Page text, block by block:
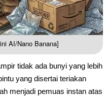
AI/Nano Banana]
tidak ada bunyi yang lebih
yang disertai teriakan
menjadi pemuas instan atas